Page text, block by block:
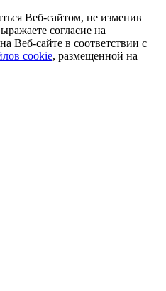
Веб-сайтом, не изменив
согласие на
Веб-сайте в соответствии с
cookie, размещенной на